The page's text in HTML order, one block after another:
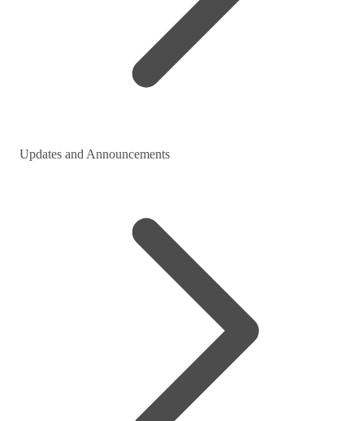
Updates and Announcements